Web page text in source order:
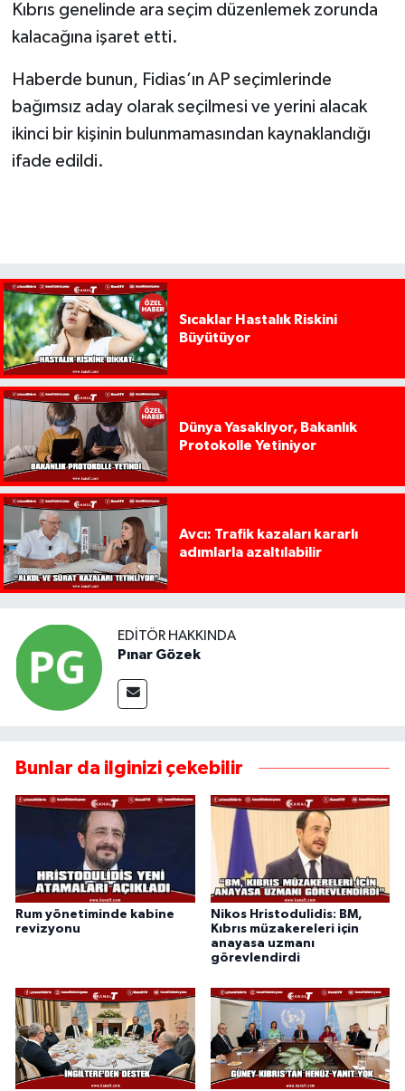
Kıbrıs genelinde ara seçim düzenlemek zorunda
kalacağına işaret etti.
Haberde bunun, Fidias’ın AP seçimlerinde
bağımsız aday olarak seçilmesi ve yerini alacak
ikinci bir kişinin bulunmamasından kaynaklandığı
ifade edildi.
Sıcaklar Hastalık Riskini
Büyütüyor
Dünya Yasaklıyor, Bakanlık
Protokolle Yetiniyor
Avcı: Trafik kazaları kararlı
adımlarla azaltılabilir
EDITÖR HAKKINDA
Pınar Gözek
Bunlar da ilginizi çekebilir
Rum yönetiminde kabine
revizyonu
Nikos Hristodulidis: BM,
Kıbrıs müzakereleri için
anayasa uzmanı
görevlendirdi